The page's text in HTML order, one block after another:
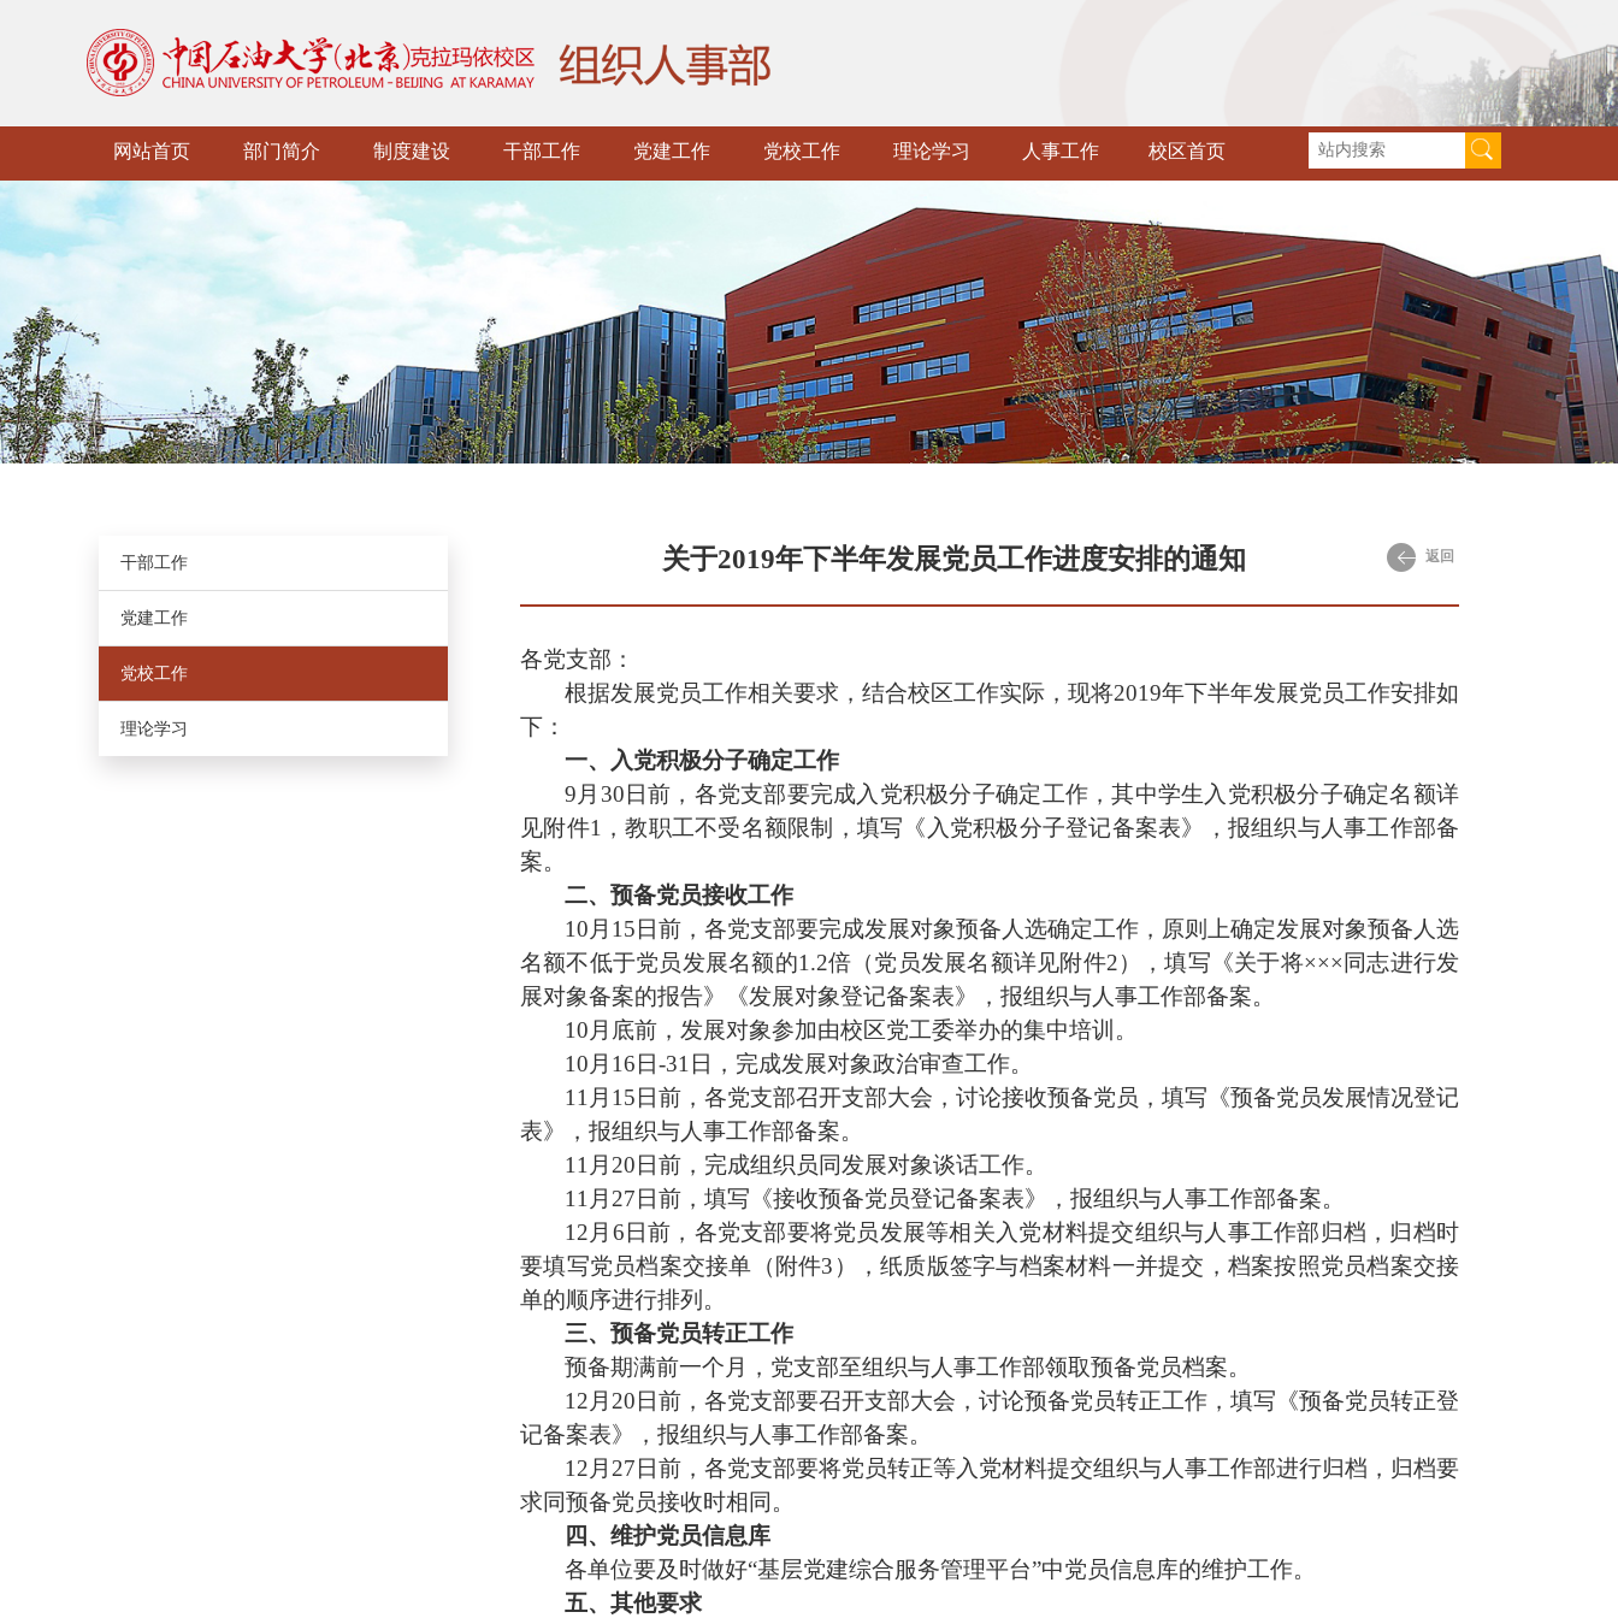
网站首页 部门简介 制度建设 干部工作 党建工作 党校工作 理论学习 人事工作 校区首页
干部工作
党建工作
党校工作
理论学习
关于2019年下半年发展党员工作进度安排的通知 返回
各党支部：
根据发展党员工作相关要求，结合校区工作实际，现将2019年下半年发展党员工作安排如
下：
一、入党积极分子确定工作
9月30 日前，各党支部要完成入党积极分子确定工作，其中学生入党积极分子确定名额详
见附件1，教职工不受名额限制，填写《入党积极分子登记备案表》，报组织与人事工作部备
案。
二、预备党员接收工作
10 月1 5 日前，各党支部要完成发展对象预备人选确定工作，原则上确定发展对象预备人选
名额不低于党员发展名额的1 .2倍（党员发展名额详见附件2），填写《关于将×××同志进行发
展对象备案的报告》《发展对象登记备案表》，报组织与人事工作部备案。
10 月底前，发展对象参加由校区党工委举办的集中培训。
10 月16 日-31 日，完成发展对象政治审查工作。
1 1 月 15 日前，各党支部召开支部大会 ， 讨论接收预备党员，填写《预备党员发展情况登记
表》，报组织与人事工作部备案。
1 1 月20 日前，完成组织员同发展对象谈话工作。
1 1 月 27 日前，填写《接收预备党员登记备案表》，报组织与人事工作部备案。
1 2 月6日前，各党支部要将党员发展等相关入党材料提交组织与人事工作部归档，归档时
要填写党员档案交接单（附件3 ），纸质版签字与档案材料一并提交，档案按照党员档案交接
单的顺序进行排列。
三、预备党员转正工作
预备期满前一个月，党支部至组织与人事工作部领取预备党员档案。
1 2 月20 日前，各党支部要召开支部大会，讨论预备党员转正工作，填写《预备党员转正登
记备案表》，报组织与人事工作部备案。
1 2 月27 日前，各党支部要将党员转正等入党材料提交组织与人事工作部进行归档，归档要
求同预备党员接收时相同。
四、维护党员信息库
各单位要及时做好“基层党建综合服务管理平台”中党员信息库的维护工作。
五、其他要求